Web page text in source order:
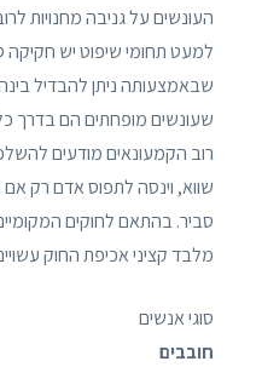
העונשים על גניבה מחנויות
למעט תחומי שיפוט יש חקיקה
שבאמצעותה ניתן להבדיל
שעונשים מופחתים הם בדרך
רוב הקמעונאים מודעים
שווא, וינסה לתפוס אדם רק
סביר. בהתאם לחוקים
מלבד קציני אכיפת החוק
סוגי אנשים
חובבים